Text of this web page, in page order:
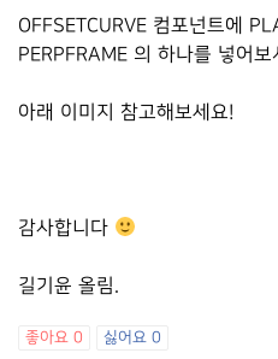
OFFSETCURVE 컴포넌트에
PERPFRAME 의 하나를 넣어
아래 이미지 참고해보세요!
감사합니다
길기윤 올림.
좋아요 0 싫어요 0